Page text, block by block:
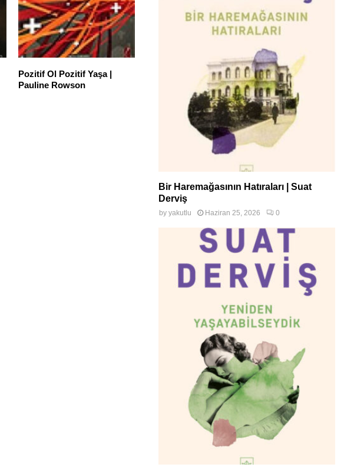
Pozitif Ol Pozitif Yaşa |
Pauline Rowson
Bir Haremağasının Hatıraları | Suat
Derviş
by yakutlu Haziran 25, 2026 0